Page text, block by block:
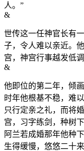
人。”
&
世传这一任神官长有
子，令人难以亲近。
宫，神宫行事越发低
&
他即位的第二年，倾
时年他根基不稳，难
只行定亲之礼，而将
宫，习字练剑，种树
阿兰若成婚那年他种
生得缓慢，悠悠二十